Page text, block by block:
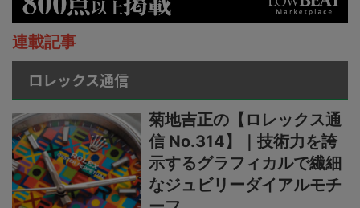
連載記事
ロレックス通信
菊地吉正の【ロレックス通
信 No.314】｜技術力を誇
示するグラフィカルで繊細
なジュビリーダイアルモチ